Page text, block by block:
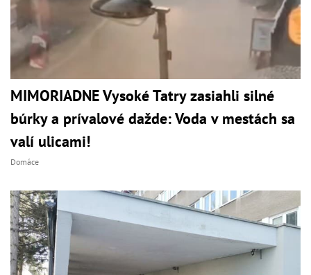
MIMORIADNE Vysoké Tatry zasiahli silné
búrky a prívalové dažde: Voda v mestách sa
valí ulicami!
Domáce